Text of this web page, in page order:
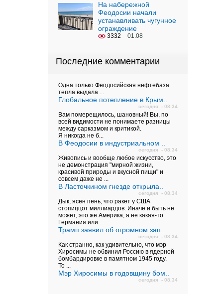
На набережной
Феодосии начали
устанавливать чугунное
ограждение
3332 01.08
Последние комментарии
Одна только Феодосийская нефтебаза
тепла выдала ...
Глобальное потепление в Крым..
сегодня - 08.34
Вам померещилось, шановный! Вы, по
всей видимости не понимаете разницы
между сарказмом и критикой.
Я никогда не б...
В Феодосии в индустриальном ..
сегодня - 08.34
Живопись и вообще любое искусство, это
не демонстрация "мирной жизни,
красивой природы и вкусной пищи" и
совсем даже не ...
В Ласточкином гнезде открыла..
сегодня - 08.34
Дык, ясен пень, что ракет у США
стопиццот миллиардов. Иначе и быть не
может, это же Америка, а не какая-то
Германия или ...
Трамп заявил об огромном зап..
сегодня - 08.34
Как странно, как удивительно, что мэр
Хиросимы не обвинил Россию в ядерной
бомбардировке в памятном 1945 году.
То ...
Мэр Хиросимы в годовщину бом..
сегодня - 08.34